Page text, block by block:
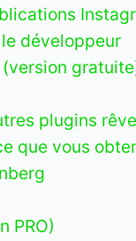
développeur
plugins
que vous
PRO)